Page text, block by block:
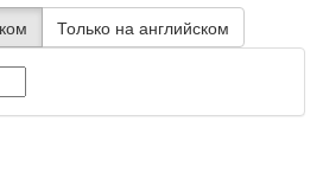
Только на английском